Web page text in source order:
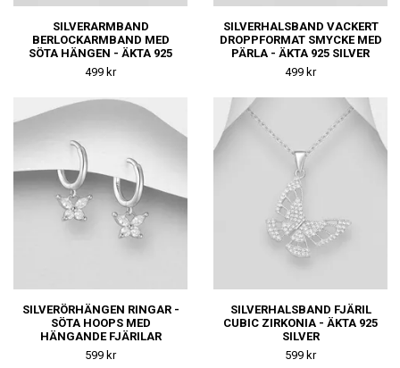
SILVERARMBAND
BERLOCKARMBAND MED
SÖTA HÄNGEN - ÄKTA 925
SILVER
499 kr
SILVERHALSBAND VACKERT
DROPPFORMAT SMYCKE MED
PÄRLA - ÄKTA 925 SILVER
499 kr
SILVERÖRHÄNGEN RINGAR -
SÖTA HOOPS MED
HÄNGANDE FJÄRILAR
599 kr
SILVERHALSBAND FJÄRIL
CUBIC ZIRKONIA - ÄKTA 925
SILVER
599 kr